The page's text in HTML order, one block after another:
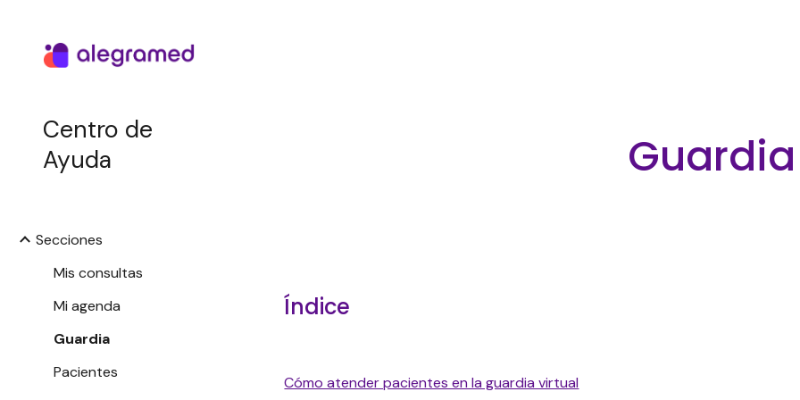
Centro de
Ayuda
Secciones
Mis consultas
Mi agenda
Guardia
Pacientes
Guardia
Índice
Cómo atender pacientes en la guardia virtual